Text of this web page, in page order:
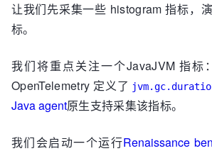
让我们先采集一些 histogram 指标，
标。
我们将重点关注一个JavaJVM 指标
OpenTelemetry 定义了
Java agent原生支持采集该指标。
我们会启动一个运行Renaissance